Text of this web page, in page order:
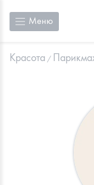
Меню
Красота